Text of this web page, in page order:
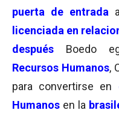
puerta de entrada
licenciada en
después
Boedo
Recursos Humanos,
para convertirse en
Humanos en la